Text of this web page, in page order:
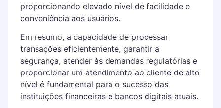
proporcionando elevado nível de facilidade e
conveniência aos usuários.
Em resumo, a capacidade de processar
transações eficientemente, garantir a
segurança, atender às demandas regulatórias e
proporcionar um atendimento ao cliente de alto
nível é fundamental para o sucesso das
instituições financeiras e bancos digitais atuais.